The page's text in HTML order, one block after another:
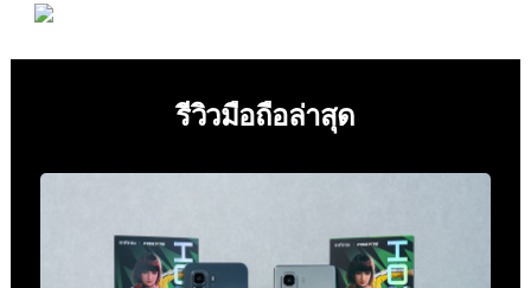
รีวิวมือถือล่าสุด